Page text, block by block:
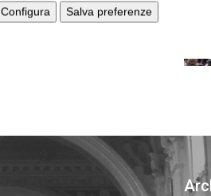
Configura Salva preferenze